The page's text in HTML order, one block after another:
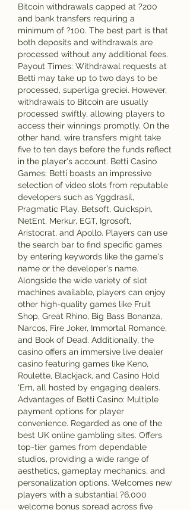
Bitcoin withdrawals capped at ?200
and bank transfers requiring a
minimum of ?100. The best part is that
both deposits and withdrawals are
processed without any additional fees.
Payout Times: Withdrawal requests at
Betti may take up to two days to be
processed, superliga greciei. However,
withdrawals to Bitcoin are usually
processed swiftly, allowing players to
access their winnings promptly. On the
other hand, wire transfers might take
five to ten days before the funds reflect
in the player's account. Betti Casino
Games: Betti boasts an impressive
selection of video slots from reputable
developers such as Yggdrasil,
Pragmatic Play, Betsoft, Quickspin,
NetEnt, Merkur, EGT, Igrosoft,
Aristocrat, and Apollo. Players can use
the search bar to find specific games
by entering keywords like the game's
name or the developer's name.
Alongside the wide variety of slot
machines available, players can enjoy
other high-quality games like Fruit
Shop, Great Rhino, Big Bass Bonanza,
Narcos, Fire Joker, Immortal Romance,
and Book of Dead. Additionally, the
casino offers an immersive live dealer
casino featuring games like Keno,
Roulette, Blackjack, and Casino Hold
'Em, all hosted by engaging dealers.
Advantages of Betti Casino: Multiple
payment options for player
convenience. Regarded as one of the
best UK online gambling sites. Offers
top-tier games from dependable
studios, providing a wide range of
aesthetics, gameplay mechanics, and
personalization options. Welcomes new
players with a substantial ?6,000
welcome bonus spread across five